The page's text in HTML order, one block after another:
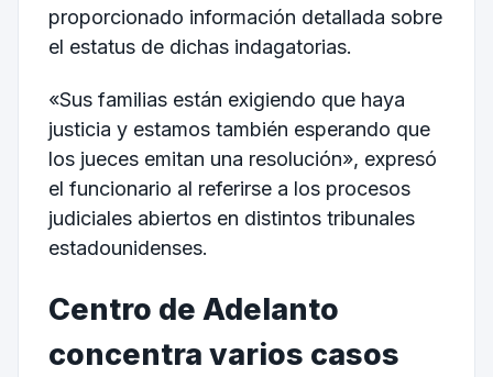
proporcionado información detallada sobre
el estatus de dichas indagatorias.
«Sus familias están exigiendo que haya
justicia y estamos también esperando que
los jueces emitan una resolución», expresó
el funcionario al referirse a los procesos
judiciales abiertos en distintos tribunales
estadounidenses.
Centro de Adelanto
concentra varios casos